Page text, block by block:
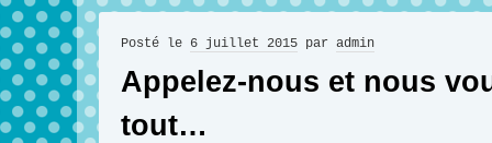
Appelez-nous et nous
tout…
Posté le 6 juillet 2015 par admin